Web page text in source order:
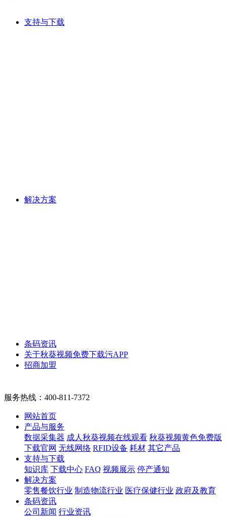
支持与下载
解决方案
条码资讯
关于秋葵视频免费下载污APP
招商加盟
服务热线： 400-811-7372
网站首页
产品与服务
数据采集器 成人秋葵视频在线观看 秋葵视频黄色免费版
下载官网 无线网络 RFID设备 耗材 其它产品
支持与下载
知识库 下载中心 FAQ 视频展示 停产通知
解决方案
零售餐饮行业 制造物流行业 医疗保健行业 政府及教育
条码资讯
公司新闻 行业资讯